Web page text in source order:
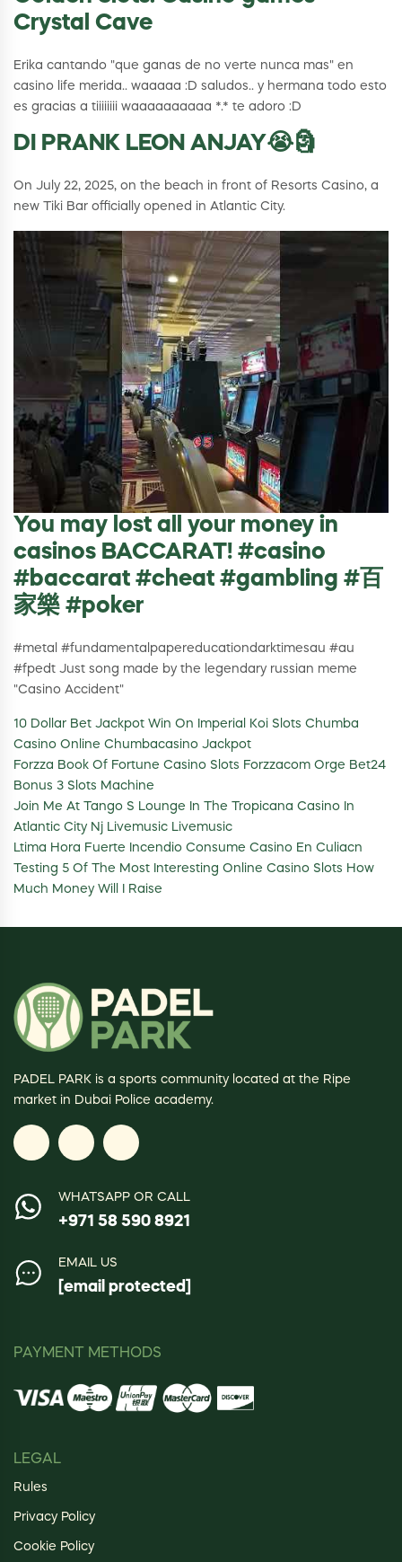
Crystal Cave
Erika cantando "que ganas de no verte nunca mas" en
casino life merida.. waaaaa :D saludos.. y hermana todo esto
es gracias a tiiiiiiii waaaaaaaaaa *.* te adoro :D
DI PRANK LEON ANJAY😭🗿
On July 22, 2025, on the beach in front of Resorts Casino, a
new Tiki Bar officially opened in Atlantic City.
You may lost all your money in
casinos BACCARAT! #casino
#baccarat #cheat #gambling #百
家樂 #poker
#metal #fundamentalpapereducationdarktimesau #au
#fpedt Just song made by the legendary russian meme
"Casino Accident"
10 Dollar Bet Jackpot Win On Imperial Koi Slots Chumba
Casino Online Chumbacasino Jackpot
Forzza Book Of Fortune Casino Slots Forzzacom Orge Bet24
Bonus 3 Slots Machine
Join Me At Tango S Lounge In The Tropicana Casino In
Atlantic City Nj Livemusic Livemusic
Ltima Hora Fuerte Incendio Consume Casino En Culiacn
Testing 5 Of The Most Interesting Online Casino Slots How
Much Money Will I Raise
PADEL PARK is a sports community located at the Ripe
market in Dubai Police academy.
WHATSAPP OR CALL
+971 58 590 8921
EMAIL US
[email protected]
PAYMENT METHODS
LEGAL
Rules
Privacy Policy
Cookie Policy